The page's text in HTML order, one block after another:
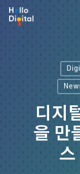
Skip
main
content
디지
을 만
스